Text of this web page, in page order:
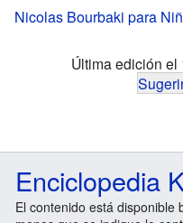
Nicolas Bourbaki para
Última edición el
Enciclopedia
El contenido está disponible